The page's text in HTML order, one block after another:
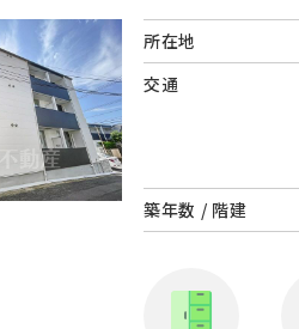
所在地
交通
築年数 / 階建